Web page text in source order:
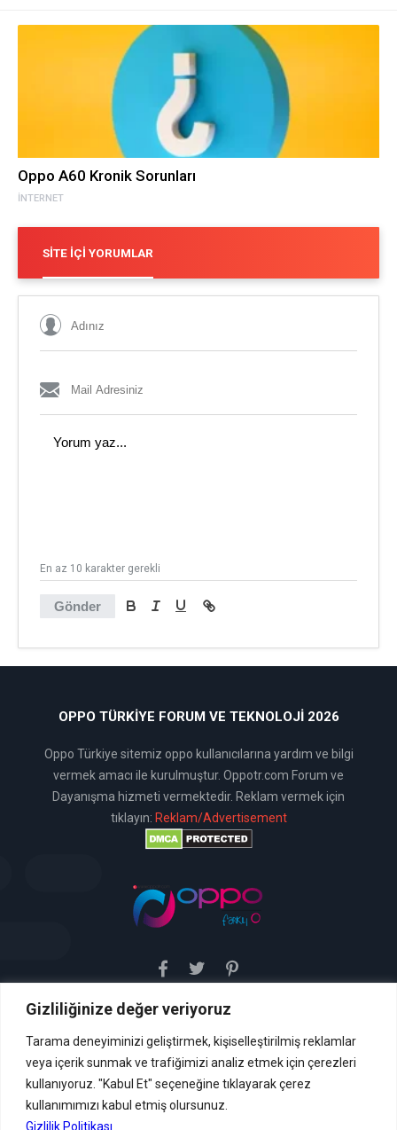
Gizliliğinize değer veriyoruz
Tarama deneyiminizi geliştirmek, kişiselleştirilmiş reklamlar
veya içerik sunmak ve trafiğimizi analiz etmek için çerezleri
kullanıyoruz. "Kabul Et" seçeneğine tıklayarak çerez
kullanımımızı kabul etmiş olursunuz.
Gizlilik Politikası
İNTERNET
Oppo A60 Kronik Sorunları
SITE İÇI YORUMLAR
Gönder
En az 10 karakter gerekli
OPPO TÜRKIYE FORUM VE TEKNOLOJI 2026
Oppo Türkiye sitemiz oppo kullanıcılarına yardım ve bilgi
vermek amacı ile kurulmuştur. Oppotr.com Forum ve
Dayanışma hizmeti vermektedir. Reklam vermek için
tıklayın: Reklam/Advertisement
Sitemiz uyar / kaldır prensibini benimsemiştir. Sitemiz,
hizmetini vermektedir. Bu yasaya göre, Site yönetimi
hukuka aykırı içerikleri kontrol etme yükümlülüğü yoktur. Bu
nedenle, web sitemiz uyar / kaldır prensibini
benimsemiştir ve kullanmaktadır. (
İletişim
Formu Veya ( info[AT]caglaryildiz[DOT]net )